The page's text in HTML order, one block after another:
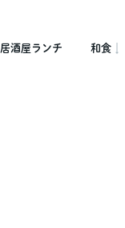
居酒屋ランチ 和食